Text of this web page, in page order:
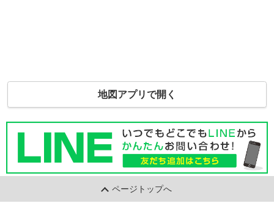
地図アプリで開く
ページトップへ